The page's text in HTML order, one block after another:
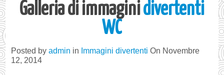
Galleria di immaginidivertenti
WC
Posted byadmin in Immagini divertenti On Novembre
12, 2014